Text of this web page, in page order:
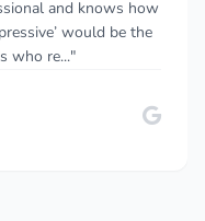
knows how
would be the